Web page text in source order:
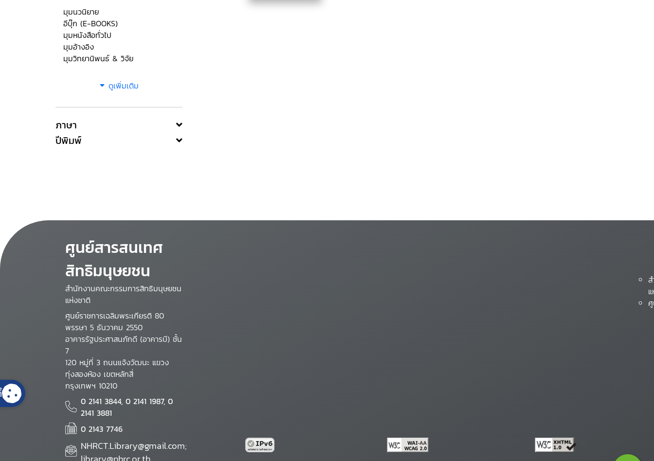
มุมนวนิยาย
อีบุ๊ก (E-BOOKS)
มุมหนังสือทั่วไป
มุมอ้างอิง
มุมวิทยานิพนธ์ & วิจัย
ดูเพิ่มเติม
ภาษา
ปีพิมพ์
ศูนย์สารสนเทศ
สิทธิมนุษยชน
สำนักงานคณะกรรมการสิทธิมนุษยชน
แห่งชาติ
ศูนย์ราชการเฉลิมพระเกียรติ 80
พรรษา 5 ธันวาคม 2550
อาคารรัฐประศาสนภักดี (อาคารบี) ชั้น
7
120 หมู่ที่ 3 ถนนแจ้งวัฒนะ แขวง
ทุ่งสองห้อง เขตหลักสี่
กรุงเทพฯ 10210
0 2141 3844, 0 2141 1987, 0
2141 3881
0 2143 7746
NHRCT.Library@gmail.com;